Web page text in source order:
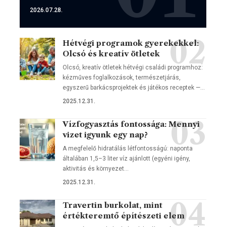
2026.07.28.
Hétvégi programok gyerekekkel:
Olcsó és kreatív ötletek
Olcsó, kreatív ötletek hétvégi családi programhoz:
kézműves foglalkozások, természetjárás,
egyszerű barkácsprojektek és játékos receptek —…
2025.12.31.
Vízfogyasztás fontossága: Mennyi
vizet igyunk egy nap?
A megfelelő hidratálás létfontosságú: naponta
általában 1,5–3 liter víz ajánlott (egyéni igény,
aktivitás és környezet…
2025.12.31.
Travertin burkolat, mint
értékteremtő építészeti elem